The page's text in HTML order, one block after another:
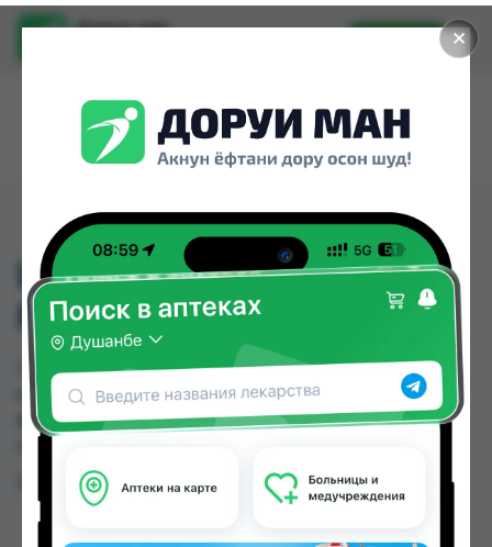
✕
Доруи ман
Установить
LOVELY (ЛОВЛИ)
РАЗМЕР 2 №68
LOVELY (ЛОВЛИ) РАЗМЕР 2 №68 можно купить
или заказать в аптеках, Ибн Хайян (Масрур-
фарм) по цене от 120.00 TJS в Душанбе и других
Цена: от120.00 TJS